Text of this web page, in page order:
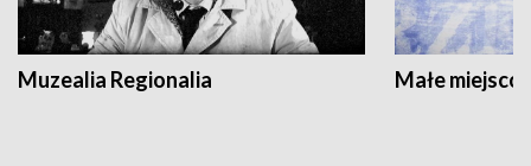
Muzealia Regionalia Małe